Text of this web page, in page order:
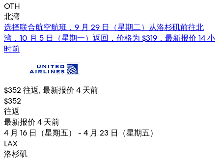
OTH
北湾
选择联合航空航班，9 月 29 日（星期二）从洛杉矶前往北
湾，10 月 5 日（星期一）返回，价格为 $319，最新报价 14 小
时前
$352 往返, 最新报价 4 天前
$352
往返
最新报价 4 天前
4 月 16 日（星期五） - 4 月 23 日（星期五）
LAX
洛杉矶